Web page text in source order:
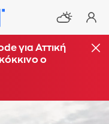
για Αττική
ο